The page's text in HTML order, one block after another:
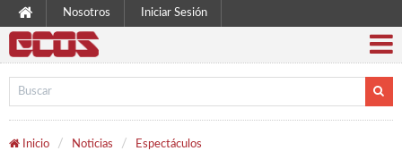
Nosotros Iniciar Sesión
Inicio Noticias Espectáculos